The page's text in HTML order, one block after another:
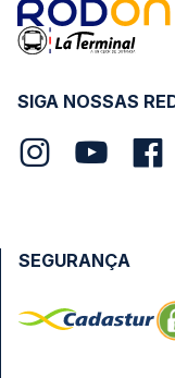
SIGA NOSSAS
SEGURANÇA